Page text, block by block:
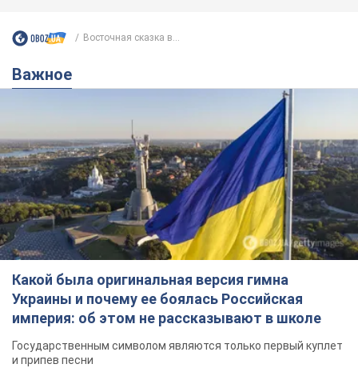
Восточная сказка в...
Важное
Какой была оригинальная версия гимна
Украины и почему ее боялась Российская
империя: об этом не рассказывают в школе
Государственным символом являются только первый куплет
и припев песни